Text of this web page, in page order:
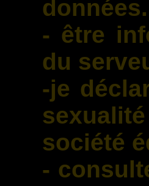
données.
- être
du
-je
société
-